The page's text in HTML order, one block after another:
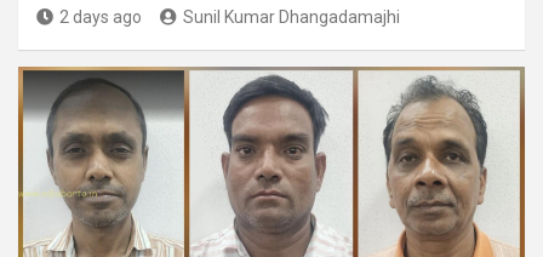
2 days ago Sunil Kumar Dhangadamajhi